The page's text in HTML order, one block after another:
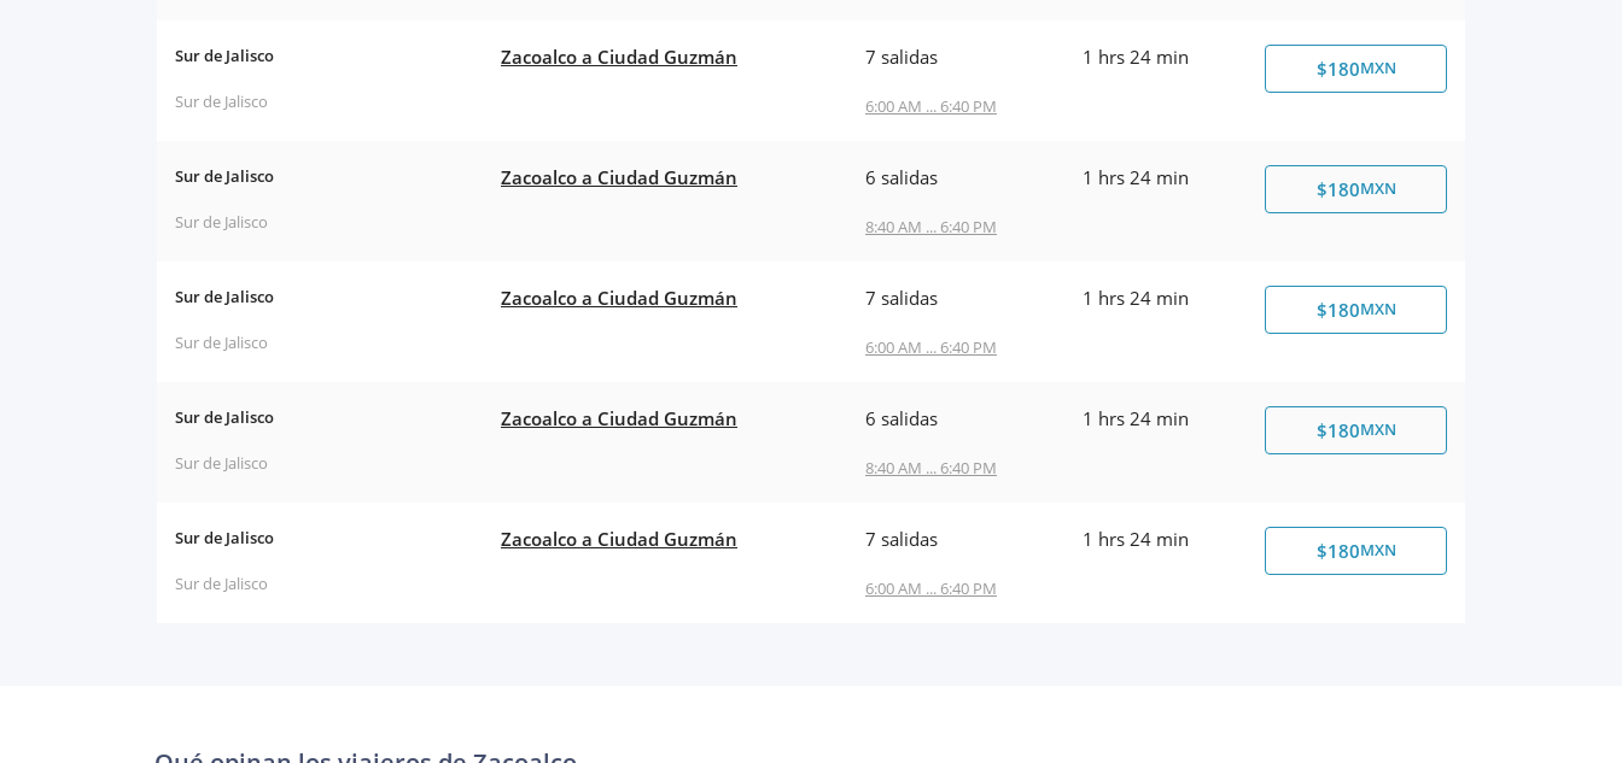
Sur de Jalisco
Sur de Jalisco
Zacoalco a Ciudad Guzmán 7 salidas
6:00 AM ... 6:40 PM
1 hrs 24 min $180MXN
Sur de Jalisco
Sur de Jalisco
Zacoalco a Ciudad Guzmán 6 salidas
8:40 AM ... 6:40 PM
1 hrs 24 min $180MXN
Sur de Jalisco
Sur de Jalisco
Zacoalco a Ciudad Guzmán 7 salidas
6:00 AM ... 6:40 PM
1 hrs 24 min $180MXN
Sur de Jalisco
Sur de Jalisco
Zacoalco a Ciudad Guzmán 6 salidas
8:40 AM ... 6:40 PM
1 hrs 24 min $180MXN
Sur de Jalisco
Sur de Jalisco
Zacoalco a Ciudad Guzmán 7 salidas
6:00 AM ... 6:40 PM
1 hrs 24 min $180MXN